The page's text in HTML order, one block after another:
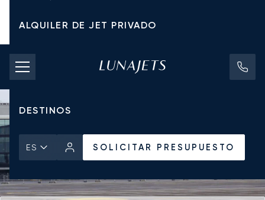
ALQUILER DE JET PRIVADO
TARIFAS DE CHÁRTER
JETS PRIVADOS
DESTINOS
ES SOLICITAR PRESUPUESTO